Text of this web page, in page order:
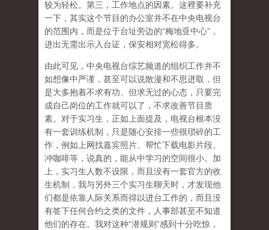
较为轻松。第三，工作地点的因素。这裡要补充
一下，其实这个节目的办公室并不在中央电视台
的范围内，而是位于台址旁边的“梅地亚中心”，
进出无需出示入台证，保安相对宽松得多。
由此可见，中央电视台综艺频道的组织工作并不
如想像中严谨，甚至可以说散漫和不思进取，但
是大多抱着不求有功、但求无过的心态，只要完
成自己岗位的工作就可以了，不求改善节目质
素。对于实习生，正如上面提及，电视台根本没
有一套训练机制，只是随心安排一些很琐碎的工
作，例如上网找嘉宾照片、帮忙下载电影片段、
冲咖啡等，说真的，能从中学习的空间很小。加
上，实习生人数不设限，而且没有一套官方的收
生机制，我与另外三个实习生聊天时，才发现他
们都是依靠人际关系而得以进台工作的，而且没
有签下任何合约之类的文件，人事部甚至不知道
他们的存在。我对这种“潜规则”感到十分吃惊，